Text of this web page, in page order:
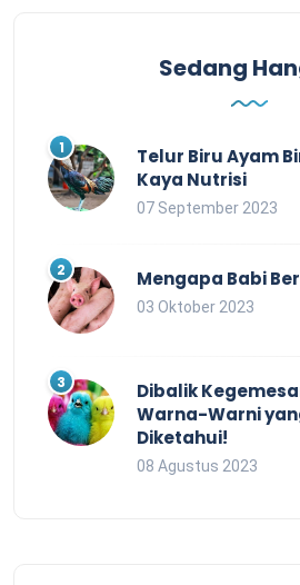
Sedang
Telur Biru Ayam
Kaya Nutrisi
07 September 2023
Mengapa Babi
03 Oktober 2023
Dibalik
Warna-Warni
Diketahui!
08 Agustus 2023